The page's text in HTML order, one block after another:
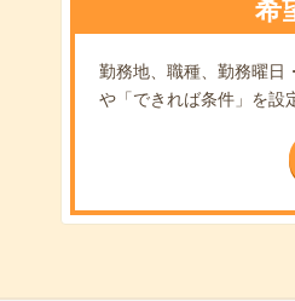
希
勤務地、職種、勤務曜日
や「できれば条件」を設